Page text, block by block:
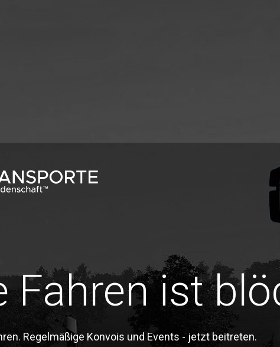
Fahren ist
Regelmäßige Konvois und Events - jetzt beitreten.